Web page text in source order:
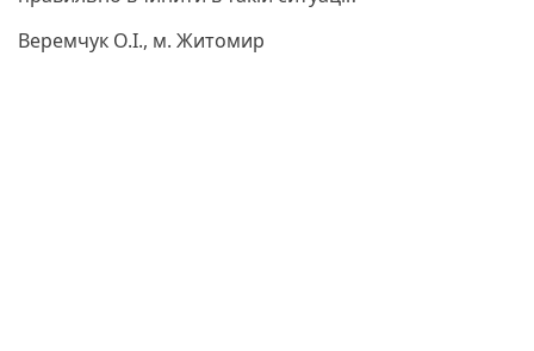
Веремчук О.І., м. Житомир